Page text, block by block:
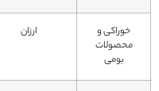
خوراکی و
محصولات
بومی
ارزان